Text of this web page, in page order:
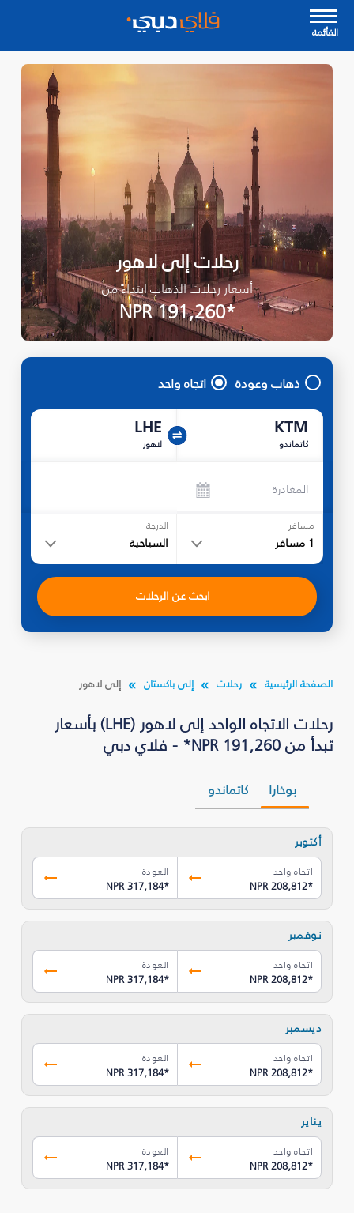
القأئمة
رحلات إلى لاهور
أسعار رحلات الذهاب ابتداءً من
*NPR 191,260
ذهاب وعودة اتجاه واحد
KTM
كاتماندو
LHE
لاهور
المغادرة
مسافر
1 مسافر
الدرجة
السياحية
ابحث عن الرحلات
الصفحة الرئيسية رحلات إلى باكستان إلى لاهور
رحلات الاتجاه الواحد إلى لاهور (LHE) بأسعار
تبدأ من NPR 191,260* - فلاي دبي
بوخارا كاتماندو
أكتوبر
اتجاه واحد
NPR 208,812*
العودة
NPR 317,184*
نوفمبر
اتجاه واحد
NPR 208,812*
العودة
NPR 317,184*
ديسمبر
اتجاه واحد
NPR 208,812*
العودة
NPR 317,184*
يناير
اتجاه واحد
NPR 208,812*
العودة
NPR 317,184*